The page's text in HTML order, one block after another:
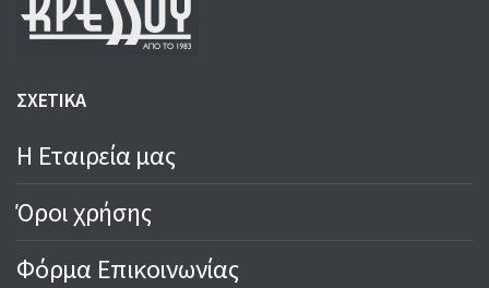
ΣΧΕΤΙΚΑ
Η Εταιρεία μας
Όροι χρήσης
Φόρμα Επικοινωνίας